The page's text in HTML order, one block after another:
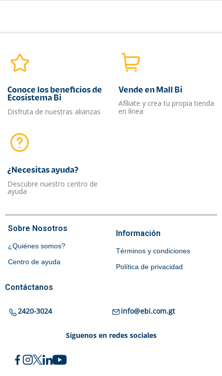
Conoce los beneficios de
Ecosistema Bi
Disfruta de nuestras alianzas
Vende en Mall Bi
Afíliate y crea tu propia tienda
en línea
¿Necesitas ayuda?​
Descubre nuestro centro de
ayuda
Sobre Nosotros
¿Quiénes somos?
Centro de ayuda
Información
Términos y condiciones
Política de privacidad
Contáctanos
2420-3024 info@ebi.com.gt
Síguenos en redes sociales